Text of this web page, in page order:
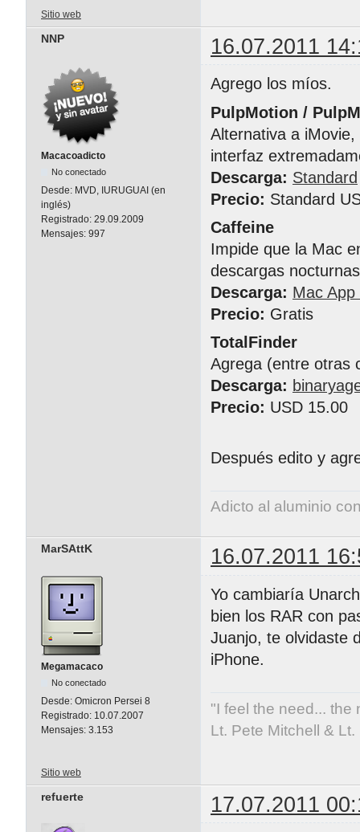
Sitio web
NNP 16.07.2011
Macacoadicto
No conectado
Desde: MVD, IURUGUAI (en
inglés)
Registrado: 29.09.2009
Mensajes: 997
Agrego los míos.
PulpMotion /
Alternativa a
interfaz
Descarga: Standard
Precio: Standard
Caffeine
Impide que la Mac
descargas
Descarga: Mac App
Precio: Gratis
TotalFinder
Agrega (entre otras
Descarga:
Precio: USD 15.00
Después edito y
Adicto al aluminio
MarSAttK 16.07.2011
Megamacaco
No conectado
Desde: Omicron Persei 8
Registrado: 10.07.2007
Mensajes: 3.153
Yo cambiaría
bien los RAR con
Juanjo, te olvidaste
iPhone.
"I feel the need... the
Lt. Pete Mitchell &
Sitio web
refuerte 17.07.2011